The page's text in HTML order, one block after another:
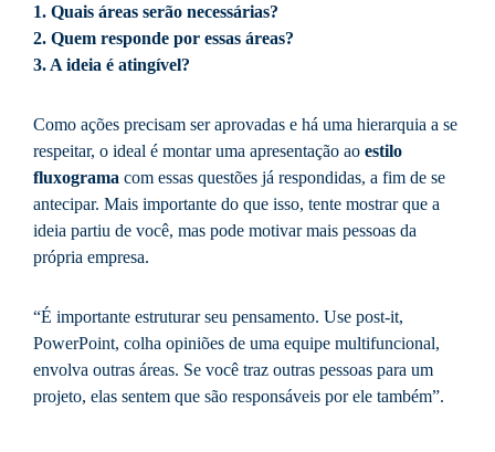
1. Quais áreas serão necessárias?
2. Quem responde por essas áreas?
3. A ideia é atingível?
Como ações precisam ser aprovadas e há uma hierarquia a se
respeitar, o ideal é montar uma apresentação ao estilo
fluxograma com essas questões já respondidas, a fim de se
antecipar. Mais importante do que isso, tente mostrar que a
ideia partiu de você, mas pode motivar mais pessoas da
própria empresa.
“É importante estruturar seu pensamento. Use post-it,
PowerPoint, colha opiniões de uma equipe multifuncional,
envolva outras áreas. Se você traz outras pessoas para um
projeto, elas sentem que são responsáveis por ele também”.